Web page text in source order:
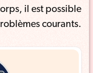
il est possible
courants.